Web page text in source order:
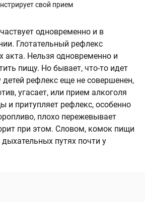
свой прием
одновременно и в
Глотательный рефлекс
акта. Нельзя одновременно и
пищу. Но бывает, что-то идет
рефлекс еще не совершенен,
угасает, или прием алкоголя
и притупляет рефлекс, особенно
плохо пережевывает
при этом. Словом, комок пищи
путях почти у